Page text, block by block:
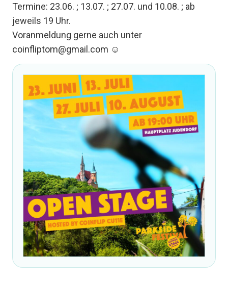
Termine: 23.06. ; 13.07. ; 27.07. und 10.08. ; ab
jeweils 19 Uhr.
Voranmeldung gerne auch unter
coinfliptom@gmail.com ☺️